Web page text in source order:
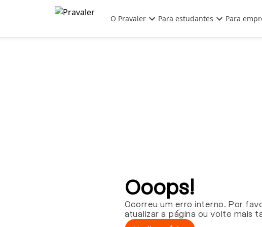
Pular para o conteúdo principal
O Pravaler Para estudantes Para
Ooops!
Ocorreu um erro interno. Por
atualizar a página ou volte mais